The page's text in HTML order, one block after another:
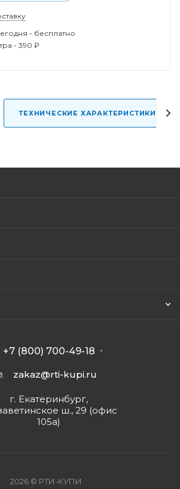
- бесплатно
- 390 ₽
ТЕХНИЧЕСКИЕ ХАРАКТЕРИСТИКИ
+7 (800) 700-49-18
zakaz@rti-kupi.ru
г. Екатеринбург,
ш., 29 (офис
105а)
2026 © РТИ-КУПИ
за заказ!
время наш менеджер свяжется с